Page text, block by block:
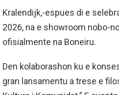
Kralendijk,-espues di e
2026, na e showroom nobo-
ofisialmente na Boneiru.
Den kolaborashon ku e
gran lansamentu a trese e